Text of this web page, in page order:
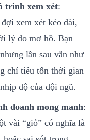
trình xem xét:
xem xét kéo dài,
lý do mơ hồ. Bạn
lần sau vẫn như
chỉ tiêu tốn thời gian
độ của đội ngũ.
doanh mong manh:
vài “giỏ” có nghĩa là